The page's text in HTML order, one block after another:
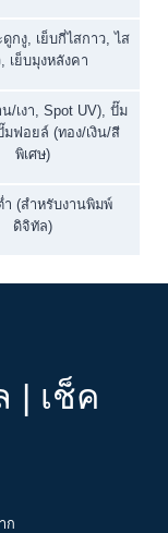
ดูกงู, เย็บกี่ไสกาว, ไส
เย็บมุงหลังคา
/เงา, Spot UV), ปั๊ม
ฟอยล์ (ทอง/เงิน/สี
พิเศษ)
(สำหรับงานพิมพ์
ดิจิทัล)
| เช็ค
ก